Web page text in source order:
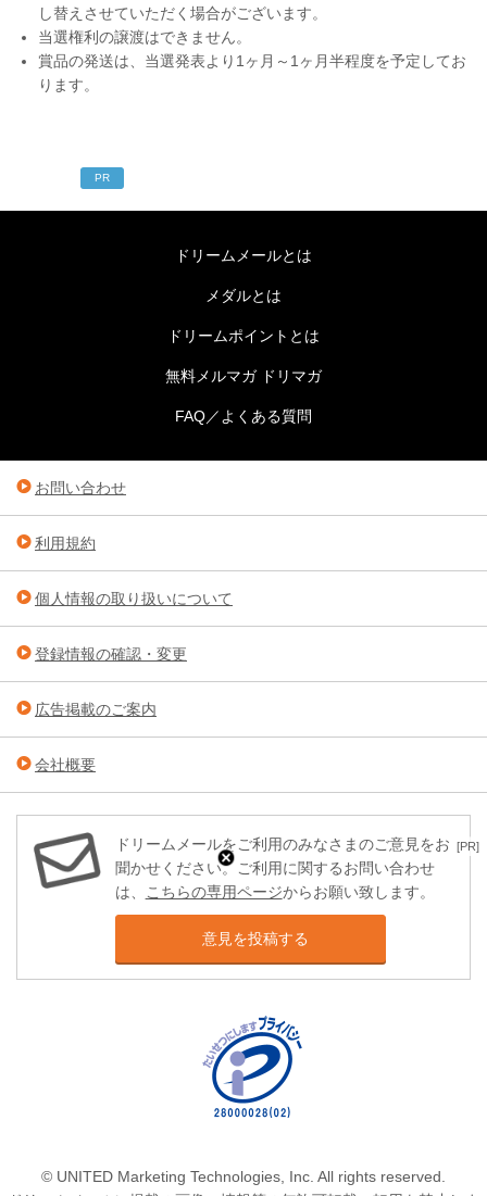
し替えさせていただく場合がございます。
当選権利の譲渡はできません。
賞品の発送は、当選発表より1ヶ月～1ヶ月半程度を予定してお
ります。
[PR]
PR
ドリームメールとは
メダルとは
ドリームポイントとは
無料メルマガ ドリマガ
FAQ／よくある質問
お問い合わせ
利用規約
個人情報の取り扱いについて
登録情報の確認・変更
広告掲載のご案内
会社概要
ドリームメールをご利用のみなさまのご意見をお
聞かせください。ご利用に関するお問い合わせ
は、
こちらの専用ページからお願い致します。
意見を投稿する
© UNITED Marketing Technologies, Inc. All rights reserved.